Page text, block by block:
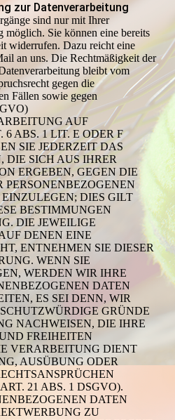
zur Datenverarbeitung
sind nur mit Ihrer
Sie können eine bereits
widerrufen. Dazu reicht eine
an uns. Die Rechtmäßigkeit der
bleibt vom
gegen die
Fällen sowie gegen
AUF
ABS. 1 LIT. E ODER F
SIE JEDERZEIT DAS
DIE SICH AUS IHRER
ERGEBEN, GEGEN DIE
DIES GILT
BESTIMMUNGEN
DIE JEWEILIGE
DENEN EINE
ENTNEHMEN SIE DIESER
WENN SIE
WERDEN WIR IHRE
DATEN
ES SEI DENN, WIR
GRÜNDE
NACHWEISEN, DIE IHRE
FREIHEITEN
VERARBEITUNG DIENT
AUSÜBUNG ODER
21 ABS. 1 DSGVO).
DATEN
ZU